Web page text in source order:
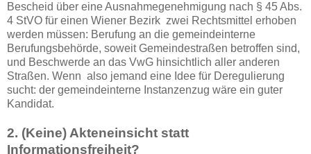
Bescheid über eine Ausnahmegenehmigung nach § 45 Abs.
4 StVO für einen Wiener Bezirk zwei Rechtsmittel erhoben
werden müssen: Berufung an die gemeindeinterne
Berufungsbehörde, soweit Gemeindestraßen betroffen sind,
und Beschwerde an das VwG hinsichtlich aller anderen
Straßen. Wenn also jemand eine Idee für Deregulierung
sucht: der gemeindeinterne Instanzenzug wäre ein guter
Kandidat.
2. (Keine) Akteneinsicht statt
Informationsfreiheit?